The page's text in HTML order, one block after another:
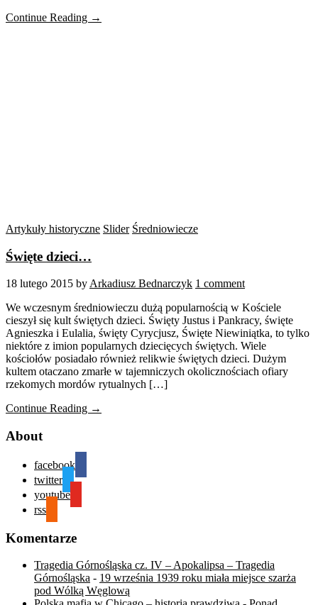
Continue Reading →
Artykuły historyczne Slider Średniowiecze
Święte dzieci…
18 lutego 2015 byArkadiusz Bednarczyk 1 comment
We wczesnym średniowieczu dużą popularnością w Kościele
cieszył się kult świętych dzieci. Święty Justus i Pankracy, święte
Agnieszka i Eulalia, święty Cyrycjusz, Święte Niewiniątka, to tylko
niektóre z imion popularnych dziecięcych świętych. Wiele
kościołów posiadało również relikwie świętych dzieci. Dużym
kultem otaczano zmarłe w tajemniczych okolicznościach ofiary
rzekomych mordów rytualnych […]
Continue Reading →
About
facebook
twitter
youtube
rss
Komentarze
Tragedia Górnośląska cz. IV – Apokalipsa – Tragedia
Górnośląska - 19 września 1939 roku miała miejsce szarża
pod Wólką Węglową